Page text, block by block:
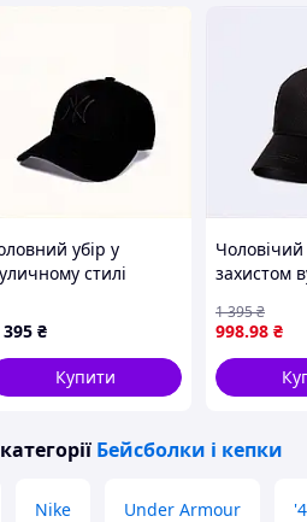
: Регулюється
Довжина козирка
убір у
стилі
C88B07298
395 ₴
Купити
Чоловічий
захистом
81A76M470
998.98 ₴
1 395₴
Бейсболки і кепки
Nike Under Armour